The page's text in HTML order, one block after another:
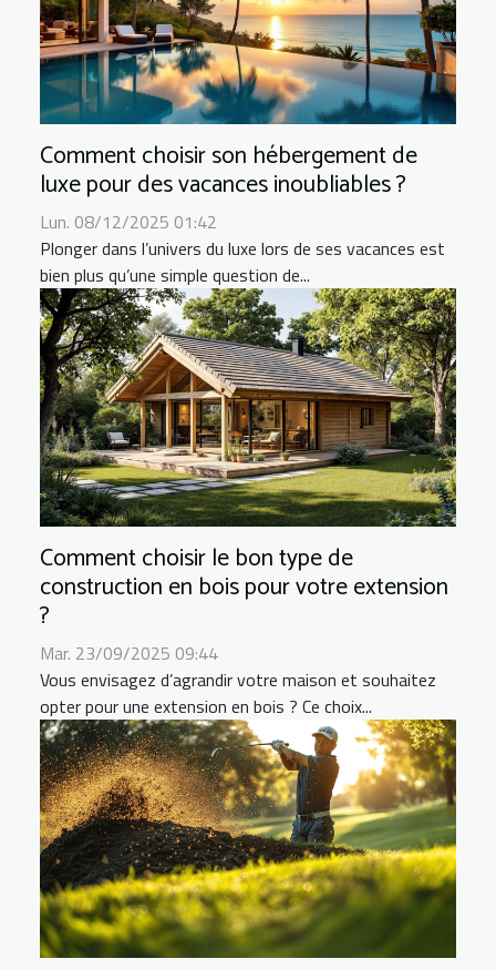
Comment choisir son hébergement de
luxe pour des vacances inoubliables ?
Lun. 08/12/2025 01:42
Plonger dans l’univers du luxe lors de ses vacances est
bien plus qu’une simple question de...
Comment choisir le bon type de
construction en bois pour votre extension
?
Mar. 23/09/2025 09:44
Vous envisagez d’agrandir votre maison et souhaitez
opter pour une extension en bois ? Ce choix...